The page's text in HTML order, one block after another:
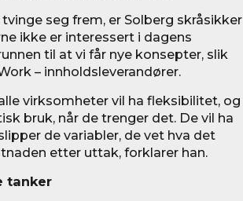
seg frem, er Solberg skråsikker
ikke er interessert i dagens
til at vi får nye konsepter, slik
– innholdsleverandører.
virksomheter vil ha fleksibilitet, og
bruk, når de trenger det. De vil ha
de variabler, de vet hva det
etter uttak, forklarer han.
tanker